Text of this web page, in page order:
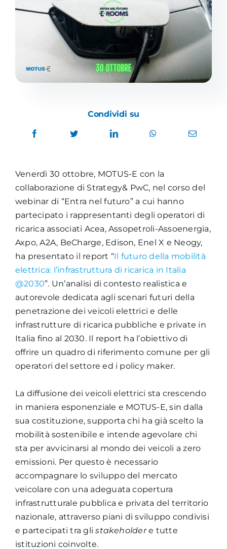
Condividi su
Venerdì 30 ottobre, MOTUS-E con la
collaborazione di Strategy& PwC, nel corso del
webinar di “Entra nel futuro” a cui hanno
partecipato i rappresentanti degli operatori di
ricarica associati Acea, Assopetroli-Assoenergia,
Axpo, A2A, BeCharge, Edison, Enel X e Neogy,
ha presentato il report “Il futuro della mobilità
elettrica: l’infrastruttura di ricarica in Italia
@2030”. Un’analisi di contesto realistica e
autorevole dedicata agli scenari futuri della
penetrazione dei veicoli elettrici e delle
infrastrutture di ricarica pubbliche e private in
Italia fino al 2030. Il report ha l’obiettivo di
offrire un quadro di riferimento comune per gli
operatori del settore ed i policy maker.
La diffusione dei veicoli elettrici sta crescendo
in maniera esponenziale e MOTUS-E, sin dalla
sua costituzione, supporta chi ha già scelto la
mobilità sostenibile e intende agevolare chi
sta per avvicinarsi al mondo dei veicoli a zero
emissioni. Per questo è necessario
accompagnare lo sviluppo del mercato
veicolare con una adeguata copertura
infrastrutturale pubblica e privata del territorio
nazionale, attraverso piani di sviluppo condivisi
e partecipati tra glistakeholdere tutte
istituzioni coinvolte.